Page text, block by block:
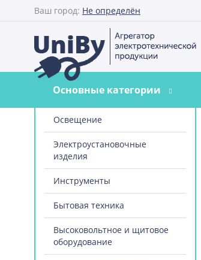
Ваш город: Не определён
Основные категории
Освещение
Электроустановочные
изделия
Инструменты
Бытовая техника
Высоковольтное и щитовое
оборудование